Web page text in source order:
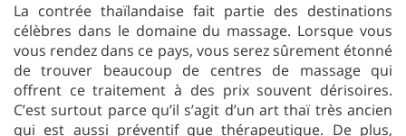
La contrée thaïlandaise fait partie des destinations
célèbres dans le domaine du massage. Lorsque vous
vous rendez dans ce pays, vous serez sûrement étonné
de trouver beaucoup de centres de massage qui
offrent ce traitement à des prix souvent dérisoires.
C’est surtout parce qu’il s’agit d’un art thaï très ancien
qui est aussi préventif que thérapeutique. De plus,